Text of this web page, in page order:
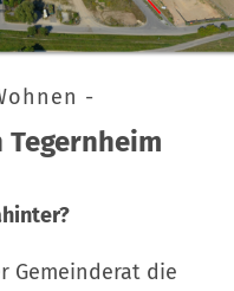
-
Gemeinderat die